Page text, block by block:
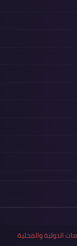
الدولية والمحلية